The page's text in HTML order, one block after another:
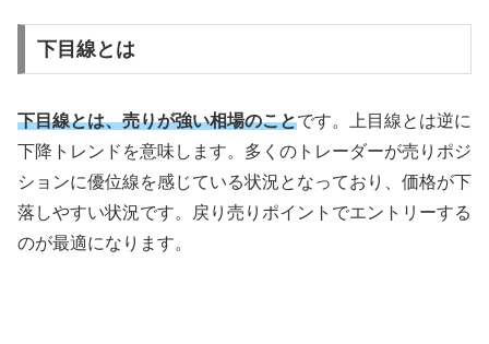
下目線とは
下目線とは、売りが強い相場のことです。上目線とは逆に
下降トレンドを意味します。多くのトレーダーが売りポジ
ションに優位線を感じている状況となっており、価格が下
落しやすい状況です。戻り売りポイントでエントリーする
のが最適になります。